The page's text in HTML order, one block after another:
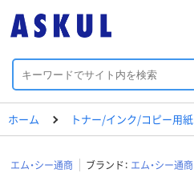
ホーム トナー/インク/コピー用紙
エム・シー通商 ブランド： エム・シー通商